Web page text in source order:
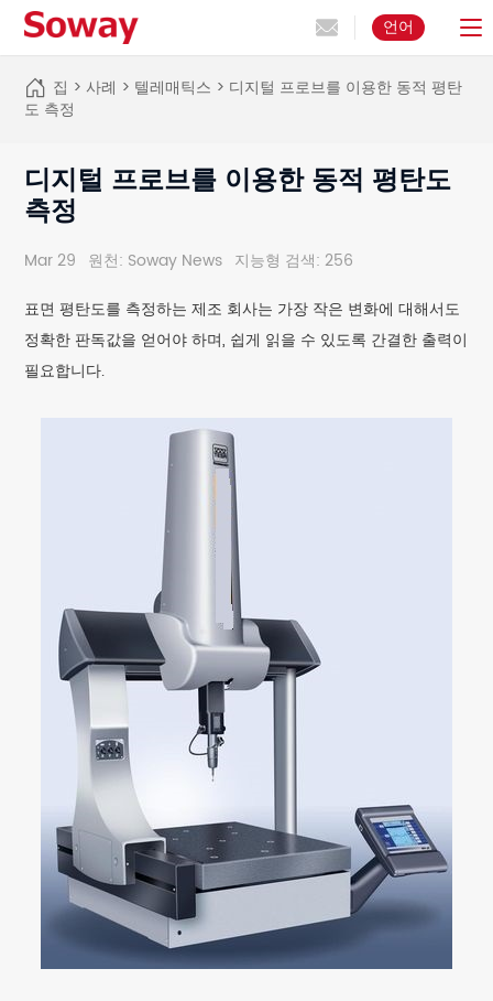
언어
집 > 사례 > 텔레매틱스 > 디지털 프로브를 이용한 동적 평탄
도 측정
디지털 프로브를 이용한 동적 평탄도
측정
Mar 29 원천: Soway News 지능형 검색: 256
표면 평탄도를 측정하는 제조 회사는 가장 작은 변화에 대해서도
정확한 판독값을 얻어야 하며, 쉽게 읽을 수 있도록 간결한 출력이
필요합니다.